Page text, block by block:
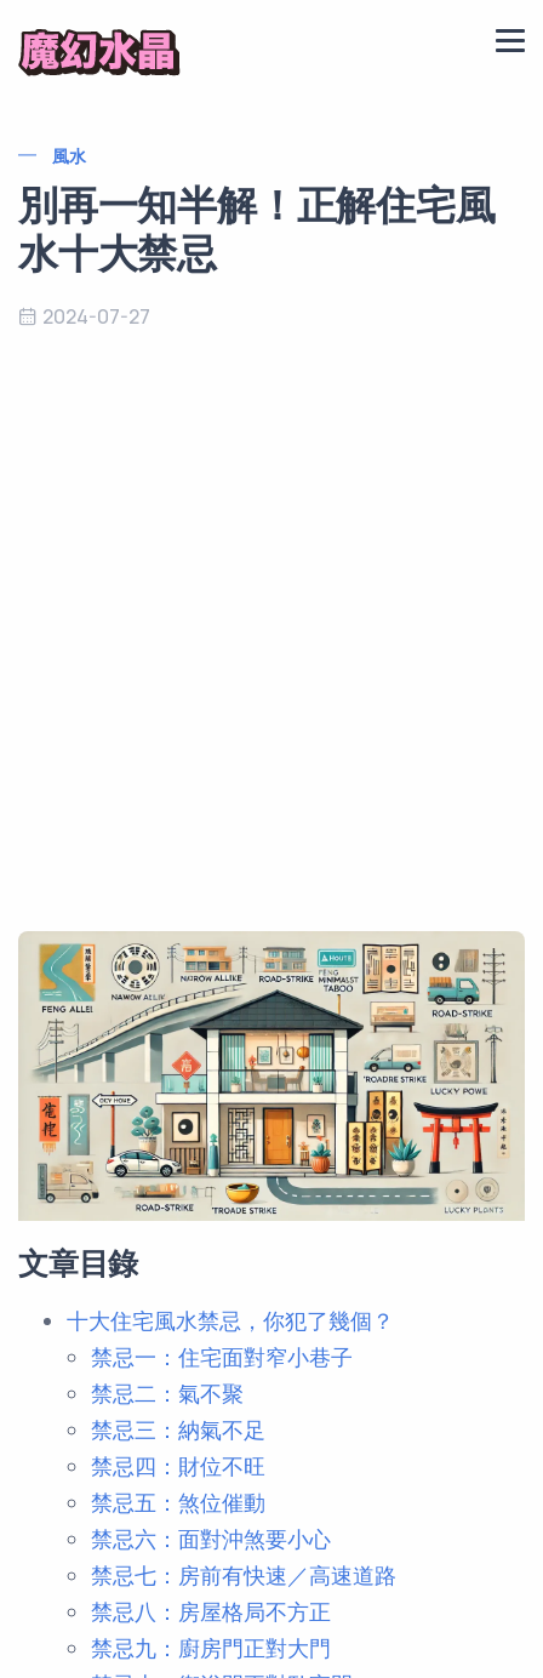
風水
別再一知半解！正解住宅風
水十大禁忌
2024-07-27
文章目錄
十大住宅風水禁忌，你犯了幾個？
禁忌一：住宅面對窄小巷子
禁忌二：氣不聚
禁忌三：納氣不足
禁忌四：財位不旺
禁忌五：煞位催動
禁忌六：面對沖煞要小心
禁忌七：房前有快速／高速道路
禁忌八：房屋格局不方正
禁忌九：廚房門正對大門